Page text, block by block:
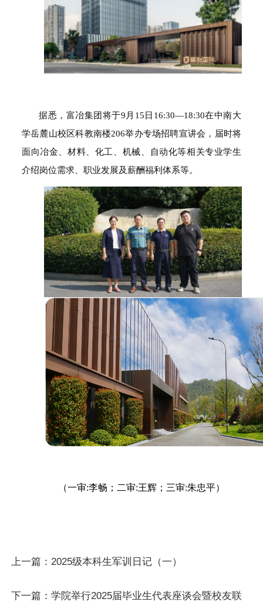
据悉，富冶集团将于9月15日16:30—18:30在中南大
学岳麓山校区科教南楼206举办专场招聘宣讲会，届时将
面向冶金、材料、化工、机械、自动化等相关专业学生
介绍岗位需求、职业发展及薪酬福利体系等。
（一审:李畅；二审:王辉；三审:朱忠平）
上一篇：2025级本科生军训日记（一）
下一篇：学院举行2025届毕业生代表座谈会暨校友联